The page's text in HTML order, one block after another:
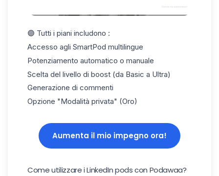
🟣 Tutti i piani includono :
Accesso agli SmartPod multilingue
Potenziamento automatico o manuale
Scelta del livello di boost (da Basic a Ultra)
Generazione di commenti
Opzione "Modalità privata" (Oro)
Aumenta il mio impegno ora!
Come utilizzare i LinkedIn pods con Podawaa?